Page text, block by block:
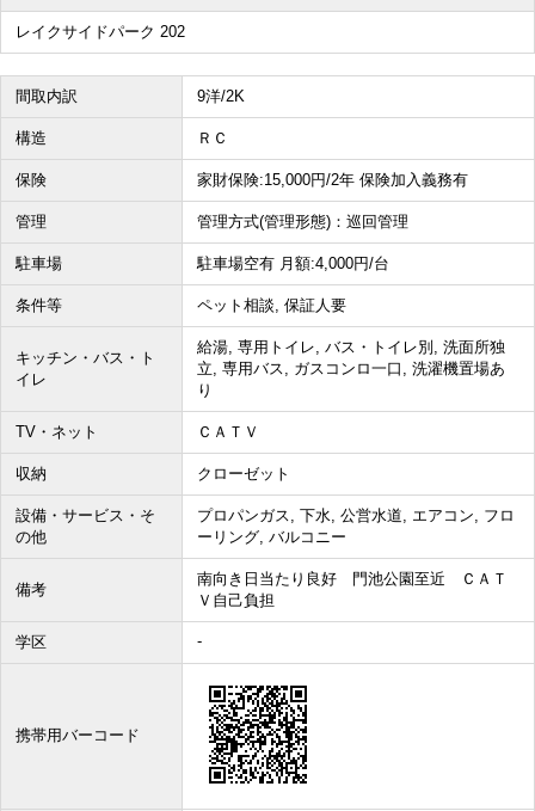
レイクサイドパーク 202
間取内訳 9洋/2K
構造 ＲＣ
保険 家財保険:15,000円/2年 保険加入義務有
管理 管理方式(管理形態)：巡回管理
駐車場 駐車場空有 月額:4,000円/台
条件等 ペット相談, 保証人要
キッチン・バス・ト
イレ
給湯, 専用トイレ, バス・トイレ別, 洗面所独
立, 専用バス, ガスコンロ一口, 洗濯機置場あ
り
TV・ネット ＣＡＴＶ
収納 クローゼット
設備・サービス・そ
の他
プロパンガス, 下水, 公営水道, エアコン, フロ
ーリング, バルコニー
備考
南向き日当たり良好 門池公園至近 ＣＡＴ
Ｖ自己負担
学区 -
携帯用バーコード